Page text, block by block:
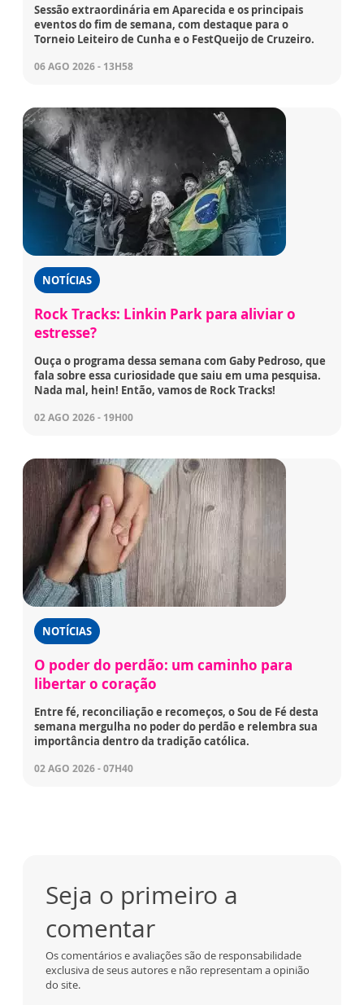
Sessão extraordinária em Aparecida e os principais
eventos do fim de semana, com destaque para o
Torneio Leiteiro de Cunha e o FestQueijo de Cruzeiro.
06 AGO 2026 - 13H58
NOTÍCIAS
Rock Tracks: Linkin Park para aliviar o
estresse?
Ouça o programa dessa semana com Gaby Pedroso, que
fala sobre essa curiosidade que saiu em uma pesquisa.
Nada mal, hein! Então, vamos de Rock Tracks!
02 AGO 2026 - 19H00
NOTÍCIAS
O poder do perdão: um caminho para
libertar o coração
Entre fé, reconciliação e recomeços, o Sou de Fé desta
semana mergulha no poder do perdão e relembra sua
importância dentro da tradição católica.
02 AGO 2026 - 07H40
Seja o primeiro a
comentar
Os comentários e avaliações são de responsabilidade
exclusiva de seus autores e não representam a opinião
do site.